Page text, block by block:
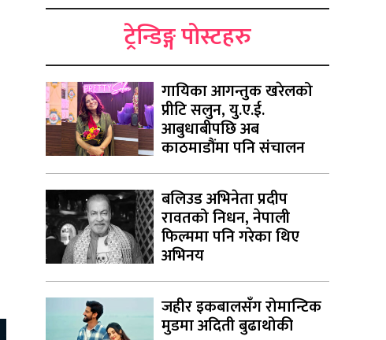
ट्रेन्डिङ्ग पोस्टहरु
गायिका आगन्तुक खरेलको
प्रीटि सलुन, यु.ए.ई.
आबुधाबीपछि अब
काठमाडौंमा पनि संचालन
बलिउड अभिनेता प्रदीप
रावतको निधन, नेपाली
फिल्ममा पनि गरेका थिए
अभिनय
जहीर इकबालसँग रोमान्टिक
मुडमा अदिती बुढाथोकी